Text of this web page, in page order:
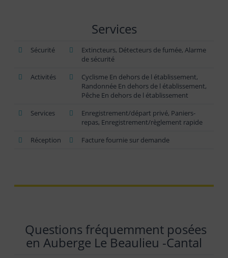
Services
Sécurité
Extincteurs, Détecteurs de fumée, Alarme
de sécurité
Activités
Cyclisme En dehors de l établissement,
Randonnée En dehors de l établissement,
Pêche En dehors de l établissement
Services
Enregistrement/départ privé, Paniers-
repas, Enregistrement/règlement rapide
Réception
Facture fournie sur demande
Questions fréquemment posées
en Auberge Le Beaulieu -Cantal